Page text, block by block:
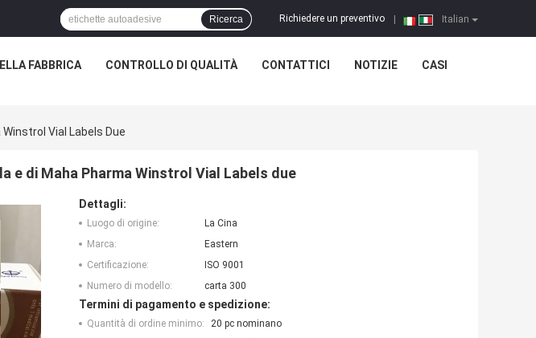
Italian
Richiedere un preventivo
Ricerca
FABBRICA CONTROLLO DI QUALITÀ CONTATTICI NOTIZIE CASI
Vial Labels Due
e di Maha Pharma Winstrol Vial Labels due
Dettagli:
Luogo di origine:
La Cina
Marca:
Eastern
Certificazione:
ISO 9001
Numero di modello:
carta 300
Termini di pagamento e spedizione:
Quantità di ordine minimo:
20 pc nominano